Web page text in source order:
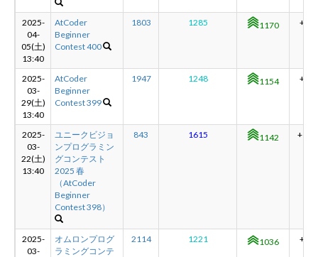
2025-
04-
05(土)
13:40
AtCoder
Beginner
Contest 400
1803 1285 1170 +16
2025-
03-
29(土)
13:40
AtCoder
Beginner
Contest 399
1947 1248 1154 +12
2025-
03-
22(土)
13:40
ユニークビジョ
ンプログラミン
グコンテスト
2025 春
（AtCoder
Beginner
Contest 398）
843 1615 1142 +106
2025-
03-
オムロンプログ
ラミングコンテ
2114 1221 1036 +31